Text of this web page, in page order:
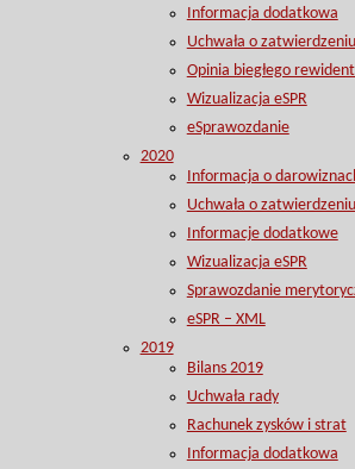
Informacja dodatkowa
Uchwała o
Opinia biegłego
Wizualizacja eSPR
eSprawozdanie
2020
Informacja o
Uchwała o
Informacje dodatkowe
Wizualizacja eSPR
Sprawozdanie
eSPR – XML
2019
Bilans 2019
Uchwała rady
Rachunek zysków i strat
Informacja dodatkowa